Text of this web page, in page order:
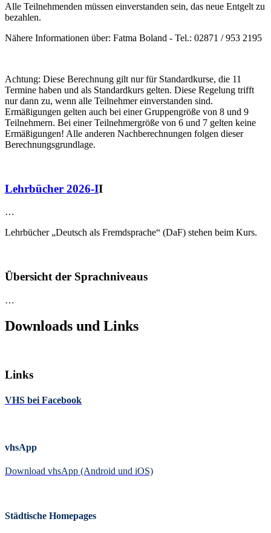
Alle Teilnehmenden müssen einverstanden sein, das neue Entgelt zu
bezahlen.
Nähere Informationen über: Fatma Boland - Tel.: 02871 / 953 2195
Achtung: Diese Berechnung gilt nur für Standardkurse, die 11
Termine haben und als Standardkurs gelten. Diese Regelung trifft
nur dann zu, wenn alle Teilnehmer einverstanden sind.
Ermäßigungen gelten auch bei einer Gruppengröße von 8 und 9
Teilnehmern. Bei einer Teilnehmergröße von 6 und 7 gelten keine
Ermäßigungen! Alle anderen Nachberechnungen folgen dieser
Berechnungsgrundlage.
Lehrbücher 2026-II
…
Lehrbücher „Deutsch als Fremdsprache“ (DaF) stehen beim Kurs.
Übersicht der Sprachniveaus
…
Downloads und Links
Links
VHS bei Facebook
vhsApp
Download vhsApp (Android und iOS)
Städtische Homepages